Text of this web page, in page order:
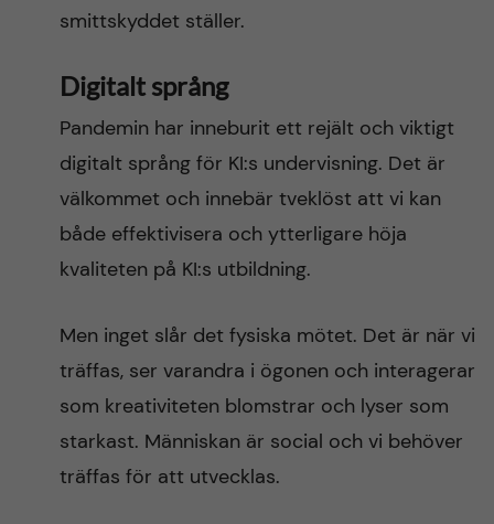
smittskyddet ställer.
Digitalt språng
Pandemin har inneburit ett rejält och viktigt
digitalt språng för KI:s undervisning. Det är
välkommet och innebär tveklöst att vi kan
både effektivisera och ytterligare höja
kvaliteten på KI:s utbildning.
Men inget slår det fysiska mötet. Det är när vi
träffas, ser varandra i ögonen och interagerar
som kreativiteten blomstrar och lyser som
starkast. Människan är social och vi behöver
träffas för att utvecklas.